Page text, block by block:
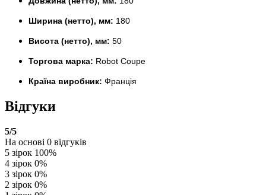
Ширина (нетто), мм: 180
Висота (нетто), мм: 50
Торгова марка: Robot Coupe
Країна виробник: Франція
Відгуки
5/5
На основі 0 відгуків
5 зірок 100%
4 зірок 0%
3 зірок 0%
2 зірок 0%